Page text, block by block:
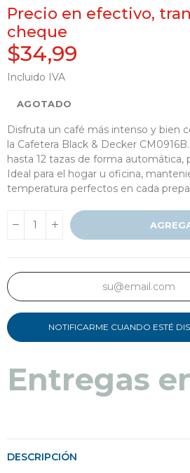
Precio en efectivo,
cheque
$34,99
Incluido IVA
AGOTADO
Disfruta un café más intenso y bien
la Cafetera Black & Decker
hasta 12 tazas de forma automática,
Ideal para el hogar u oficina,
temperatura perfectos en cada
NOTIFICARME CUANDO ESTÉ
Entregas
DESCRIPCIÓN